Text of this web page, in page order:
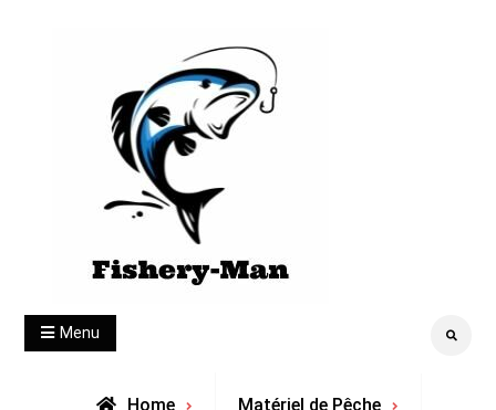
fishery-man
Menu Search
Home Matériel de Pêche